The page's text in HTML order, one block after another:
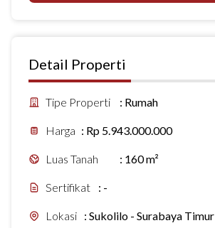
Detail Properti
Tipe Properti : Rumah
Harga : Rp 5.943.000.000
Luas Tanah : 160 m²
Sertifikat : -
Lokasi : Sukolilo - Surabaya Timur